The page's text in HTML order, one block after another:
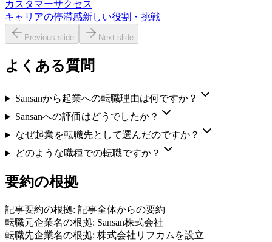
カスタマーサクセス
キャリアの停滞感新しい役割・挑戦
Previous slide Next slide
よくある質問
Sansanから起業への転職理由は何ですか？
Sansanへの評価はどうでしたか？
なぜ起業を転職先として選んだのですか？
どのような職種での転職ですか？
要約の根拠
記事要約の根拠: 記事全体からの要約
転職元企業名の根拠: Sansan株式会社
転職先企業名の根拠: 株式会社リフカムを設立